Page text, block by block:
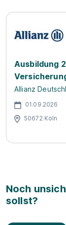
Ausbildung
Allianz
01.09.2026
50672 Köln
Noch
sollst?